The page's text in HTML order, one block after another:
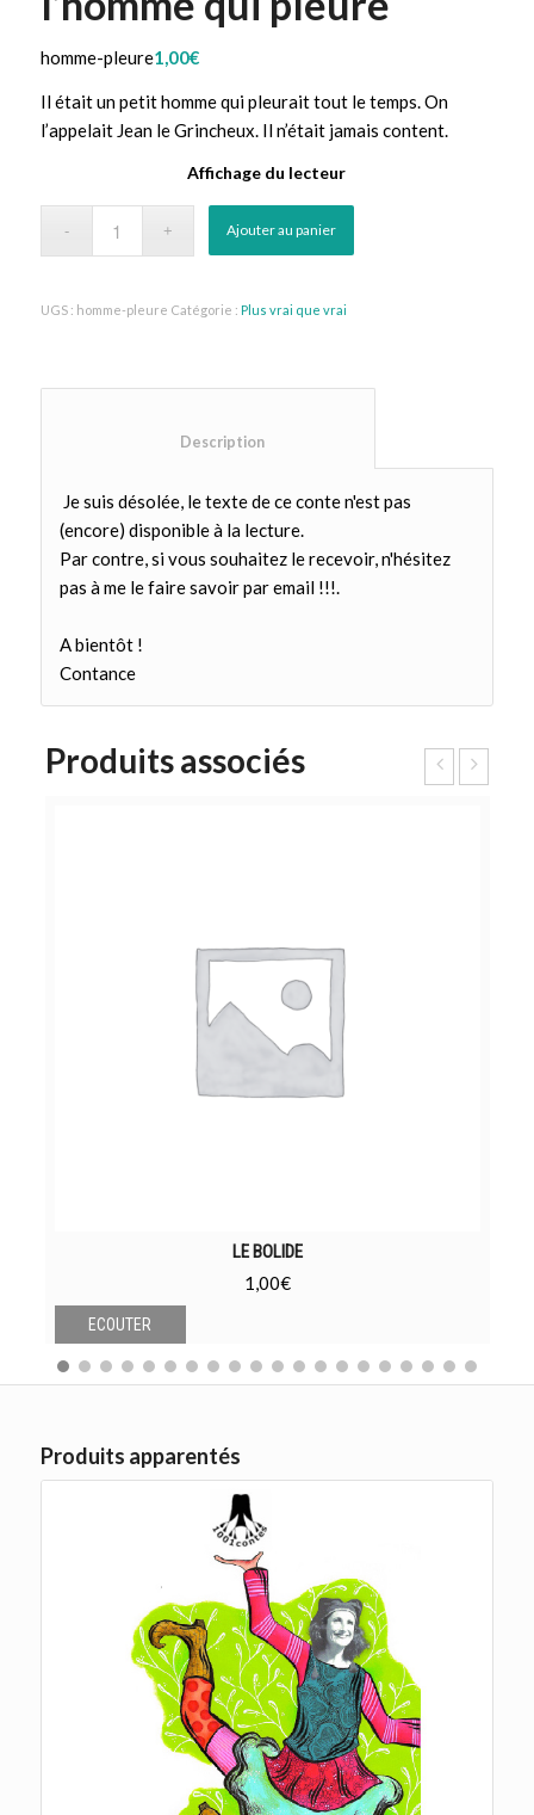
homme-pleure1,00€
Il était un petit homme qui pleurait tout le temps. On
l’appelait Jean le Grincheux. Il n’était jamais content.
Affichage du lecteur
Ajouter au panier
UGS : homme-pleure Catégorie : Plus vrai que vrai
						Description
Je suis désolée, le texte de ce conte n'est pas
(encore) disponible à la lecture.
Par contre, si vous souhaitez le recevoir, n'hésitez
pas à me le faire savoir par email !!!.
A bientôt !
Contance
Produits associés
LE BOLIDE
1,00€
ECOUTER
Produits apparentés